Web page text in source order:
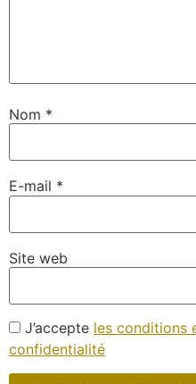
Nom *
E-mail *
Site web
J’accepte les conditions
confidentialité